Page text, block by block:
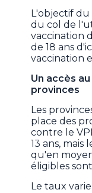
L'objectif du
du col de
vaccination
de 18 ans
vaccination
Un accès
provinces
Les
place des
contre le
13 ans,
qu'en
éligibles
Le taux